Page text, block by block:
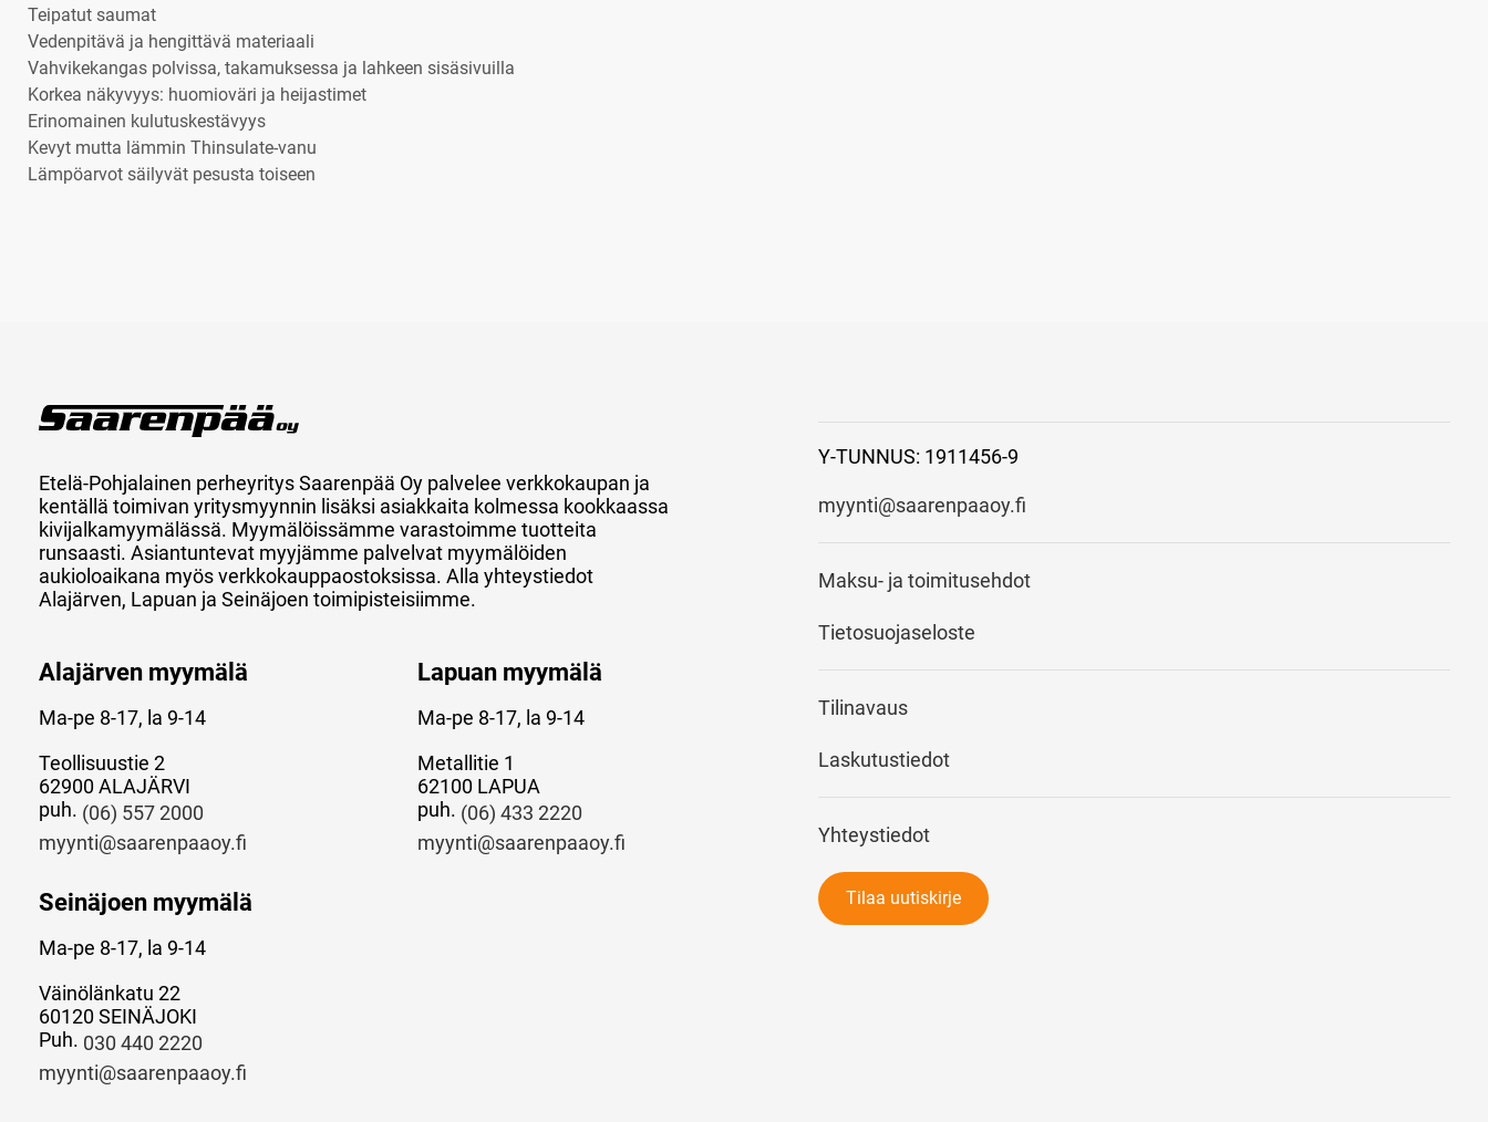
Teipatut saumat
Vedenpitävä ja hengittävä materiaali
Vahvikekangas polvissa, takamuksessa ja lahkeen sisäsivuilla
Korkea näkyvyys: huomioväri ja heijastimet
Erinomainen kulutuskestävyys
Kevyt mutta lämmin Thinsulate-vanu
Lämpöarvot säilyvät pesusta toiseen
Etelä-Pohjalainen perheyritys Saarenpää Oy palvelee verkkokaupan ja
kentällä toimivan yritysmyynnin lisäksi asiakkaita kolmessa kookkaassa
kivijalkamyymälässä. Myymälöissämme varastoimme tuotteita
runsaasti. Asiantuntevat myyjämme palvelvat myymälöiden
aukioloaikana myös verkkokauppaostoksissa. Alla yhteystiedot
Alajärven, Lapuan ja Seinäjoen toimipisteisiimme.
Alajärven myymälä
Ma-pe 8-17, la 9-14
Teollisuustie 2
62900 ALAJÄRVI
puh. (06) 557 2000
myynti@saarenpaaoy.fi
Lapuan myymälä
Ma-pe 8-17, la 9-14
Metallitie 1
62100 LAPUA
puh. (06) 433 2220
myynti@saarenpaaoy.fi
Seinäjoen myymälä
Ma-pe 8-17, la 9-14
Väinölänkatu 22
60120 SEINÄJOKI
Puh. 030 440 2220
myynti@saarenpaaoy.fi
Y-TUNNUS: 1911456-9
myynti@saarenpaaoy.fi
Maksu- ja toimitusehdot
Tietosuojaseloste
Tilinavaus
Laskutustiedot
Yhteystiedot
Tilaa uutiskirje